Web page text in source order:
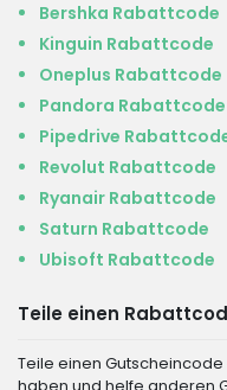
Bershka Rabattcode
Kinguin Rabattcode
Oneplus Rabattcode
Pandora Rabattcode
Pipedrive
Revolut Rabattcode
Ryanair Rabattcode
Saturn Rabattcode
Ubisoft Rabattcode
Teile einen
Teile einen